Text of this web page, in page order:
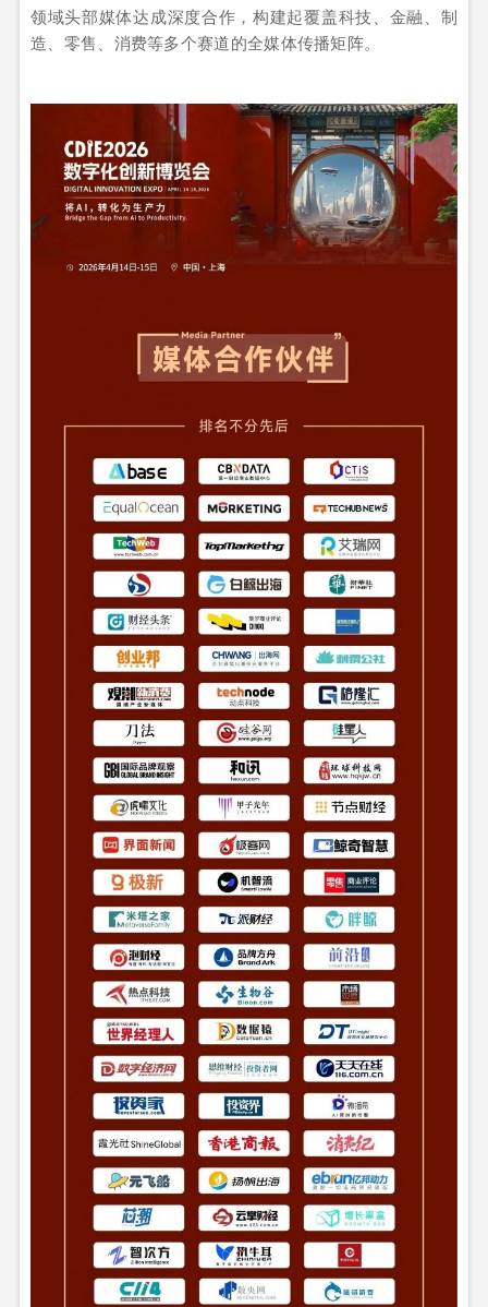
领域头部媒体达成深度合作，构建起覆盖科技、金融、制
造、零售、消费等多个赛道的全媒体传播矩阵。